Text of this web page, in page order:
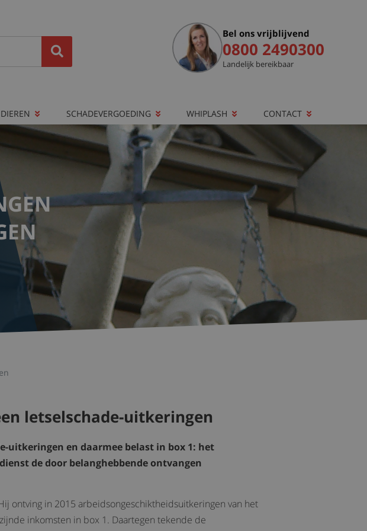
Bel ons vrijblijvend
0800 2490300
Landelijk bereikbaar
SCHADEVERGOEDING WHIPLASH CONTACT
letselschade-uitkeringen
uitkeringen en daarmee belast in box 1: het
de door belanghebbende ontvangen
ontving in 2015 arbeidsongeschiktheidsuitkeringen van het
inkomsten in box 1. Daartegen tekende de